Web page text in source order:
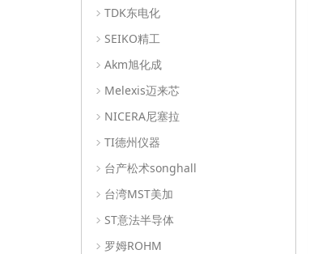
TDK东电化
SEIKO精工
Akm旭化成
Melexis迈来芯
NICERA尼塞拉
TI德州仪器
台产松术songhall
台湾MST美加
ST意法半导体
罗姆ROHM